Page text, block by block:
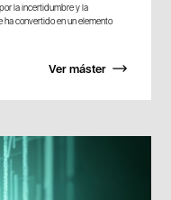
la incertidumbre y la
convertido en un elemento
Ver máster